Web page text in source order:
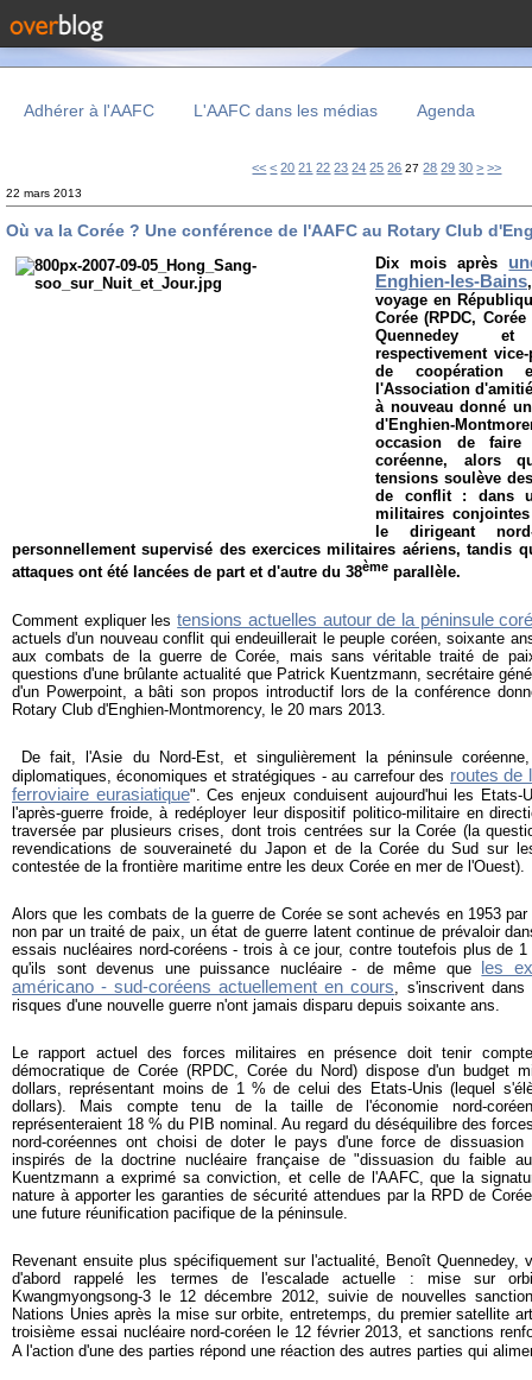
Adhérer à l'AAFC L'AAFC dans les médias Agenda
<< < 10
20 21 22 23 24 25 26 27 28 29 30 > >>
22 mars 2013
Où va la Corée ? Une conférence de l'AAFC au Rotary Club
Dix mois après
Enghien-les-Bains
voyage en
Corée (RPDC,
Quennedey et
respectivement
de coopération
l'Association
à nouveau donné
d'Enghien-
occasion de
coréenne, alors
tensions soulève
de conflit : dans
militaires
le dirigeant
personnellement supervisé des exercices militaires aériens, tandis
attaques ont été lancées de part et d'autre du 38ème parallèle.
Comment expliquer lestensions actuelles autour de la péninsule
actuels d'un nouveau conflit qui endeuillerait le peuple coréen, soixante
aux combats de la guerre de Corée, mais sans véritable traité de
questions d'une brûlante actualité que Patrick Kuentzmann, secrétaire
d'un Powerpoint, a bâti son propos introductif lors de la conférence
Rotary Club d'Enghien-Montmorency, le 20 mars 2013.
De fait, l'Asie du Nord-Est, et singulièrement la péninsule
diplomatiques, économiques et stratégiques - au carrefour des routes de
ferroviaire eurasiatique". Ces enjeux conduisent aujourd'hui les Etats-
l'après-guerre froide, à redéployer leur dispositif politico-militaire en
traversée par plusieurs crises, dont trois centrées sur la Corée (la
revendications de souveraineté du Japon et de la Corée du Sud sur
contestée de la frontière maritime entre les deux Corée en mer de l'Ouest).
Alors que les combats de la guerre de Corée se sont achevés en 1953
non par un traité de paix, un état de guerre latent continue de prévaloir
essais nucléaires nord-coréens - trois à ce jour, contre toutefois plus de
qu'ils sont devenus une puissance nucléaire - de même que
les
américano - sud-coréens actuellement en cours , s'inscrivent
risques d'une nouvelle guerre n'ont jamais disparu depuis soixante ans.
Le rapport actuel des forces militaires en présence doit tenir
démocratique de Corée (RPDC, Corée du Nord) dispose d'un budget
dollars, représentant moins de 1 % de celui des Etats-Unis (lequel
dollars). Mais compte tenu de la taille de l'économie nord-
représenteraient 18 % du PIB nominal. Au regard du déséquilibre des
nord-coréennes ont choisi de doter le pays d'une force de dissuasion
inspirés de la doctrine nucléaire française de "dissuasion du faible
Kuentzmann a exprimé sa conviction, et celle de l'AAFC, que la
nature à apporter les garanties de sécurité attendues par la RPD de
une future réunification pacifique de la péninsule.
Revenant ensuite plus spécifiquement sur l'actualité, Benoît Quennedey,
d'abord rappelé les termes de l'escalade actuelle : mise sur
Kwangmyongsong-3 le 12 décembre 2012, suivie de nouvelles
Nations Unies après la mise sur orbite, entretemps, du premier satellite
troisième essai nucléaire nord-coréen le 12 février 2013, et sanctions
A l'action d'une des parties répond une réaction des autres parties qui